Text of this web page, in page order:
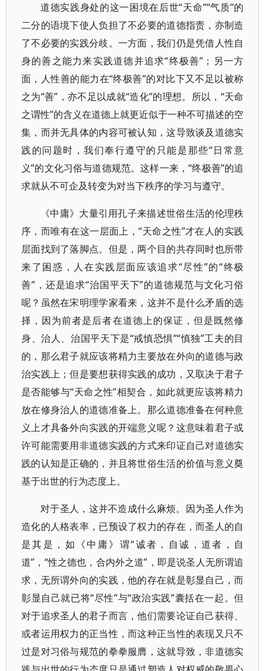
道德实践身处的这一困境在后世“天命”“气质”的
二分的语境下使人负担了不必要的道德指责，亦制造
了不必要的实践分歧。一方面，我们仍是凭借人性自
身的善之能力来实践道德并追求“终极善”；另一方
面，人性善的能力在“终极善”的对比下又不足以被称
之为“善”，亦不足以成就“造化”的理想。所以，“天命
之谓性”的含义在道德上就更近似于一种不可描述的空
集，而并无具体的内容可被认知，这导致谈及道德实
践的问题时，我们奉行遵守的只能是那些“日常意
义”的文化习俗与道德规范。这样一来，“终极善”的追
求就从不可企及转变为对当下秩序的学习与遵守。
《中庸》大量引用孔子来描述世俗生活的伦理秩
序，而唯有在这一层面上，“天命之性”才在人的实践
层面找到了落脚点。但是，两个目的共存同时也所带
来了困惑，人在实践层面应该追求“尽性”的“终极
善”，还是追求“治国平天下”的道德规范与文化习俗
呢？虽然在宋明理学家看来，这并不是什么矛盾的选
择，因为前者是后者在道德上的保证，但是既然修
身、治人、治国平天下是“戒慎恐惧”“慎独”工夫的目
的，那么君子就应该将精力主要放在外向的道德与政
治实践上；但是要想获得实践的成功，又取决于君子
是否能够与“天命之性”相契合，如此就更应该将精力
放在修身治人的道德准备上。那么道德准备在何种意
义上才具备外向实践的开端意义呢？这意味着君子或
许可能需要用非道德实践的方式来印证自己对道德实
践的认知是正确的，并且将世俗生活的价值与意义奠
基于出世的行为态度上。
对于圣人，这并不造成什么麻烦。因为圣人作为
造化的人格表率，已预设了权力的存在，而圣人的自
是其是，如《中庸》谓“诚者，自诚，道者，自
道”，“性之德也，合内外之道”，即是说圣人无所谓追
求，无所谓外向的实践，他的存在就是彰显自己，而
彰显自己就已将“尽性”与“政治实践”囊括在一起。但
对于追求圣人的君子而言，他们需要论证自己获得、
或者运用权力的正当性，而这种正当性的表现又只不
过是对习俗与规范的拳拳服膺，这就导致，非道德实